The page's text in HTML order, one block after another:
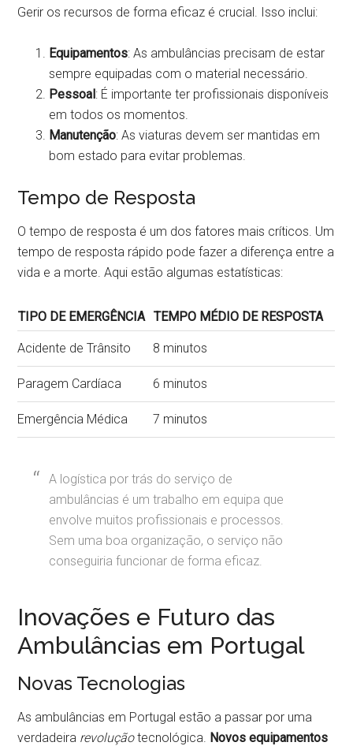
Gerir os recursos de forma eficaz é crucial. Isso inclui:
Equipamentos: As ambulâncias precisam de estar
sempre equipadas com o material necessário.
Pessoal: É importante ter profissionais disponíveis
em todos os momentos.
Manutenção: As viaturas devem ser mantidas em
bom estado para evitar problemas.
Tempo de Resposta
O tempo de resposta é um dos fatores mais críticos. Um
tempo de resposta rápido pode fazer a diferença entre a
vida e a morte. Aqui estão algumas estatísticas:
TIPO DE EMERGÊNCIA TEMPO MÉDIO DE RESPOSTA
Acidente de Trânsito 8 minutos
Paragem Cardíaca 6 minutos
Emergência Médica 7 minutos
A logística por trás do serviço de
ambulâncias é um trabalho em equipa que
envolve muitos profissionais e processos.
Sem uma boa organização, o serviço não
conseguiria funcionar de forma eficaz.
Inovações e Futuro das
Ambulâncias em Portugal
Novas Tecnologias
As ambulâncias em Portugal estão a passar por uma
verdadeira revoluçãotecnológica. Novos equipamentos